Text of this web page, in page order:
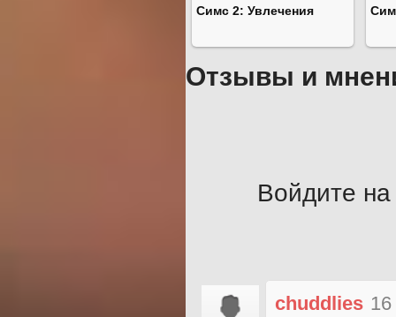
Симс 2: Увлечения
Отзывы и
Войдите на
chuddlies